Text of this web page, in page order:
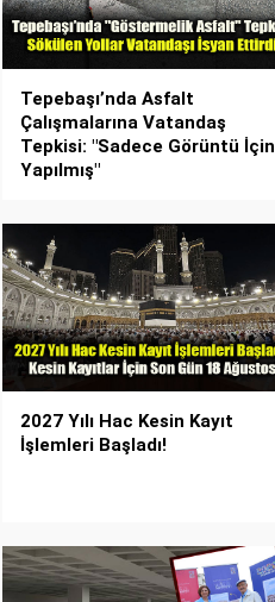
Tepebaşı’nda Asfalt
Çalışmalarına Vatandaş
Tepkisi: "Sadece Görüntü İçin
Yapılmış"
2027 Yılı Hac Kesin Kayıt
İşlemleri Başladı!